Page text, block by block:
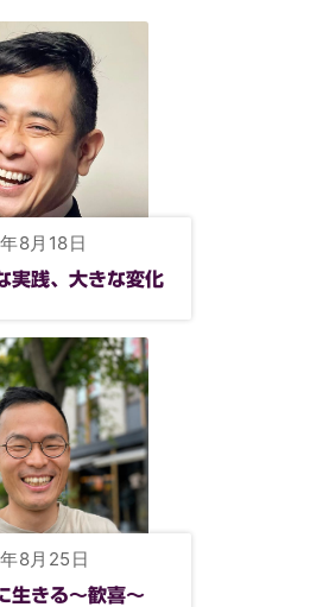
8月18日
実践、大きな変化
8月25日
生きる〜歓喜〜